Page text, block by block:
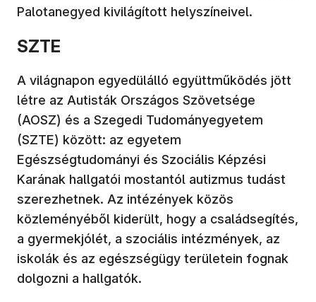
Palotanegyed kivilágított helyszíneivel.
SZTE
A világnapon egyedülálló együttműködés jött
létre az Autisták Országos Szövetsége
(AOSZ) és a Szegedi Tudományegyetem
(SZTE) között: az egyetem
Egészségtudományi és Szociális Képzési
Karának hallgatói mostantól autizmus tudást
szerezhetnek. Az intézények közös
közleményéből kiderült, hogy a családsegítés,
a gyermekjólét, a szociális intézmények, az
iskolák és az egészségügy területein fognak
dolgozni a hallgatók.